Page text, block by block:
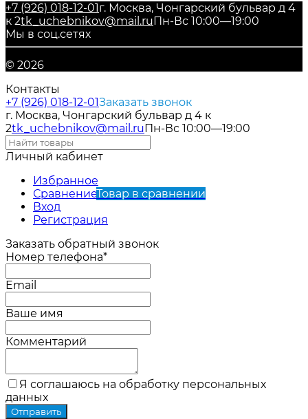
+7 (926) 018-12-01г. Москва, Чонгарский бульвар д 4
к 2tk_uchebnikov@mail.ruПн-Вс 10:00—19:00
Мы в соц.сетях
© 2026
Контакты
+7 (926) 018-12-01Заказать звонок
г. Москва, Чонгарский бульвар д 4 к
2tk_uchebnikov@mail.ruПн-Вс 10:00—19:00
Личный кабинет
Избранное
СравнениеТовар в сравнении
Вход
Регистрация
Заказать обратный звонок
Номер телефона*
Email
Ваше имя
Комментарий
Я соглашаюсь на обработку персональных
данных